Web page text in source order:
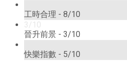
工時合理 - 8/10
3/10
晉升前景 - 3/10
快樂指數 - 5/10